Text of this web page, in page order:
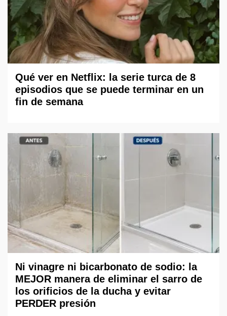
Qué ver en Netflix: la serie turca de 8
episodios que se puede terminar en un
fin de semana
Ni vinagre ni bicarbonato de sodio: la
MEJOR manera de eliminar el sarro de
los orificios de la ducha y evitar
PERDER presión